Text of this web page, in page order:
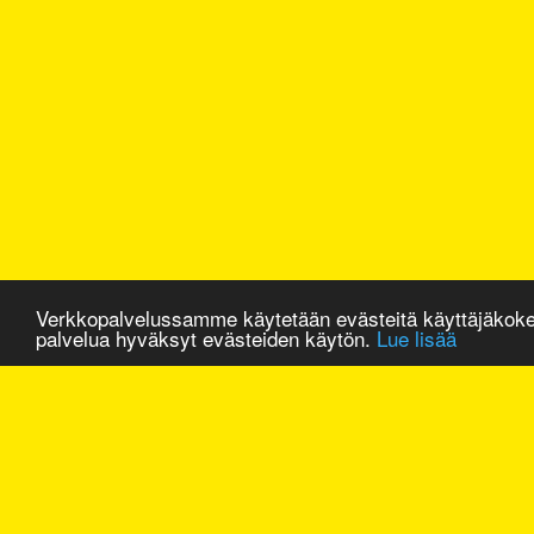
Verkkopalvelussamme käytetään evästeitä
palvelua hyväksyt evästeiden käytön. Lue lisää